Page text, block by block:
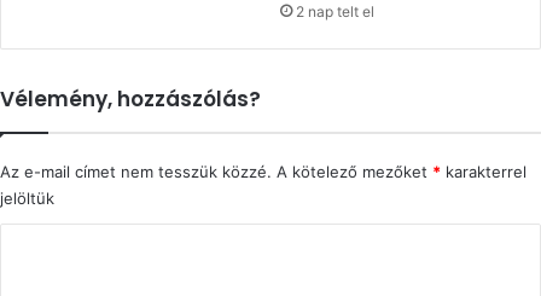
2 nap telt el
Vélemény, hozzászólás?
Az e-mail címet nem tesszük közzé. A kötelező mezőket * karakterrel
jelöltük